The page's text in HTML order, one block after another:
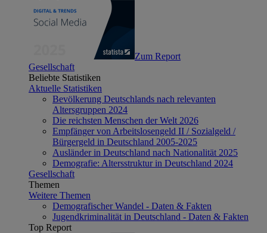
Zum Report
Gesellschaft
Beliebte Statistiken
Aktuelle Statistiken
Bevölkerung Deutschlands nach relevanten
Altersgruppen 2024
Die reichsten Menschen der Welt 2026
Empfänger von Arbeitslosengeld II / Sozialgeld /
Bürgergeld in Deutschland 2005-2025
Ausländer in Deutschland nach Nationalität 2025
Demografie: Altersstruktur in Deutschland 2024
Gesellschaft
Themen
Weitere Themen
Demografischer Wandel - Daten & Fakten
Jugendkriminalität in Deutschland - Daten & Fakten
Top Report